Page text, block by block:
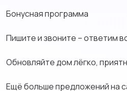
Бонусная программа
Пишите и звоните – ответим
Обновляйте дом лёгко,
Ещё больше предложений на